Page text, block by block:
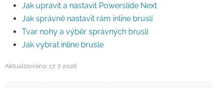
Jak upravit a nastavit Powerslide Next
Jak správně nastavit rám inline bruslí
Tvar nohy a výběr správných bruslí
Jak vybrat inline brusle
Aktualizováno: 17. 7. 2026